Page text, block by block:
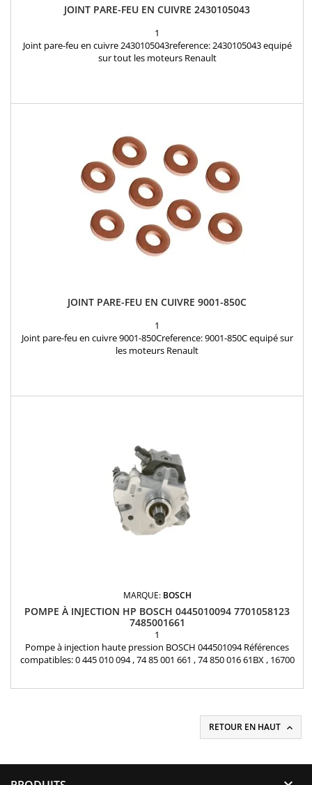
JOINT PARE-FEU EN CUIVRE 2430105043
1
Joint pare-feu en cuivre 2430105043reference: 2430105043 equipé
sur tout les moteurs Renault
JOINT PARE-FEU EN CUIVRE 9001-850C
1
Joint pare-feu en cuivre 9001-850Creference: 9001-850C equipé sur
les moteurs Renault
MARQUE: BOSCH
POMPE À INJECTION HP BOSCH 0445010094 7701058123
7485001661
1
Pompe à injection haute pression BOSCH 044501094 Références
compatibles: 0 445 010 094 , 74 85 001 661 , 74 850 016 61BX , 16700
RETOUR EN HAUT 